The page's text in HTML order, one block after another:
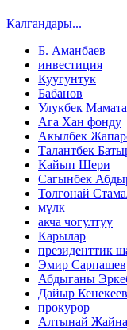
Калгандары...
Б. Аманбаев
инвестиция
Куугунтук
Бабанов
Улукбек
Ага Хан фонду
Акылбек
Талантбек
Кайып Шери
Сагынбек
Толгонай
мүлк
акча чогултуу
Карылар
президенттик
Эмир Сарпашев
Абдыганы
Дайыр Кенекеев
прокурор
Алтынай